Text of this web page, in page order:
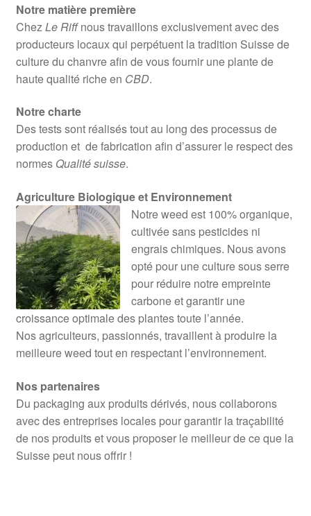
Notre matière première
ChezLe Riffnous travaillons exclusivement avec des
producteurs locaux qui perpétuent la tradition Suisse de
culture du chanvre afin de vous fournir une plante de
haute qualité riche en CBD.
Notre charte
Des tests sont réalisés tout au long des processus de
production et de fabrication afin d’assurer le respect des
normes Qualité suisse.
Agriculture Biologique et Environnement
Notre weed est 100% organique,
cultivée sans pesticides ni
engrais chimiques. Nous avons
opté pour une culture sous serre
pour réduire notre empreinte
carbone et garantir une
croissance optimale des plantes toute l’année.
Nos agriculteurs, passionnés, travaillent à produire la
meilleure weed tout en respectant l’environnement.
Nos partenaires
Du packaging aux produits dérivés, nous collaborons
avec des entreprises locales pour garantir la traçabilité
de nos produits et vous proposer le meilleur de ce que la
Suisse peut nous offrir !